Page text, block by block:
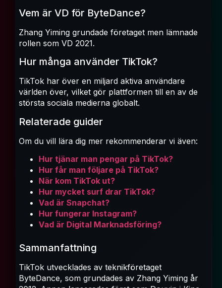
Vem är VD för ByteDance?
Zhang Yiming grundade företaget men lämnade
rollen som VD 2021.
Hur många använder TikTok?
TikTok har över en miljard aktiva användare
världen över, vilket gör plattformen till en av de
största sociala medierna globalt.
Relaterade guider
Om du vill lära dig mer rekommenderar vi även:
Hur tjänar man pengar på TikTok?
Hur får man följare på TikTok?
När kom TikTok ut?
Hur mycket surf drar TikTok?
Vad är Snapchat?
Hur fungerar Instagram?
Vad är Digital Marknadsföring?
Sammanfattning
TikTok utvecklades av teknikföretaget
ByteDance, som grundades av Zhang Yiming år